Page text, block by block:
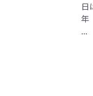
日
年
...